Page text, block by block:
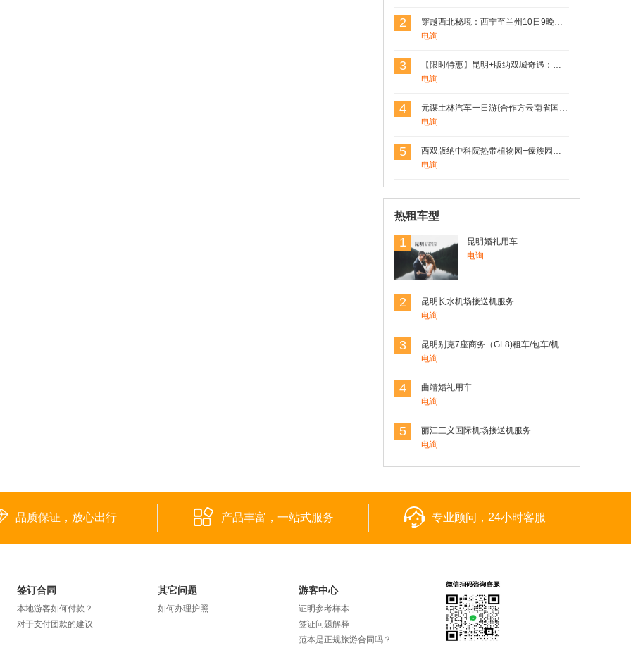
2
穿越西北秘境：西宁至兰州10日9晚深度游，青海湖、德令哈、敦煌、嘉峪关、张掖一网打尽
电询
3
【限时特惠】昆明+版纳双城奇遇：野象谷探险+原始森林徒步，4日3晚跟团游，尊享舒适住宿！
电询
4
元谋土林汽车一日游{合作方云南省国旅}
电询
5
西双版纳中科院热带植物园+傣族园一日游
电询
热租车型
1
昆明婚礼用车
电询
2
昆明长水机场接送机服务
电询
3
昆明别克7座商务（GL8)租车/包车/机场车站接送
电询
4
曲靖婚礼用车
电询
5
丽江三义国际机场接送机服务
电询
品质保证，放心出行 产品丰富，一站式服务 专业顾问，24小时客服
签订合同
本地游客如何付款？
对于支付团款的建议
其它问题
如何办理护照
游客中心
证明参考样本
签证问题解释
范本是正规旅游合同吗？